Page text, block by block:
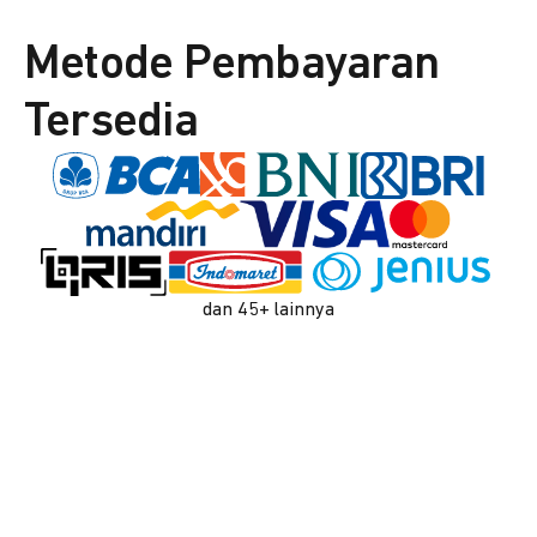
Metode Pembayaran
Tersedia
dan 45+ lainnya